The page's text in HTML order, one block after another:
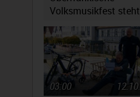
Volksmusikfest
03:00